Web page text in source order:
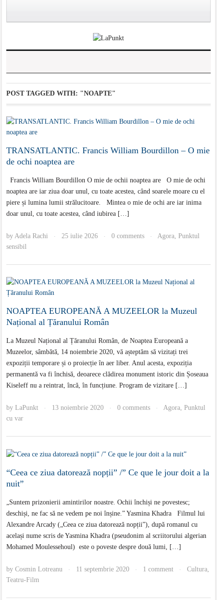
POST TAGGED WITH: "NOAPTE"
TRANSATLANTIC. Francis William Bourdillon – O mie
de ochi noaptea are
Francis William Bourdillon O mie de ochii noaptea are O mie de ochi
noaptea are iar ziua doar unul, cu toate acestea, când soarele moare cu el
piere și lumina lumii strălucitoare. Mintea o mie de ochi are iar inima
doar unul, cu toate acestea, când iubirea […]
byAdela Rachi · 25 iulie 2026 · 0 comments · Agora,Punktul
sensibil
NOAPTEA EUROPEANĂ A MUZEELOR la Muzeul
Național al Țăranului Român
La Muzeul Național al Țăranului Român, de Noaptea Europeană a
Muzeelor, sâmbătă, 14 noiembrie 2020, vă așteptăm să vizitați trei
expoziții temporare și o proiecție în aer liber. Anul acesta, expoziția
permanentă va fi închisă, deoarece clădirea monument istoric din Șoseaua
Kiseleff nu a reintrat, încă, în funcțiune. Program de vizitare […]
byLaPunkt · 13 noiembrie 2020 · 0 comments · Agora,Punktul
cu var
“Ceea ce ziua datorează nopții” /” Ce que le jour doit a la
nuit”
„Suntem prizonierii amintirilor noastre. Ochii închiși ne povestesc;
deschiși, ne fac să ne vedem pe noi înșine.” Yasmina Khadra Filmul lui
Alexandre Arcady („Ceea ce ziua datorează nopții”), după romanul cu
același nume scris de Yasmina Khadra (pseudonim al scriitorului algerian
Mohamed Moulessehoul) este o poveste despre două lumi, […]
byCosmin Lotreanu · 11 septembrie 2020 · 1 comment · Cultura,
Teatru-Film